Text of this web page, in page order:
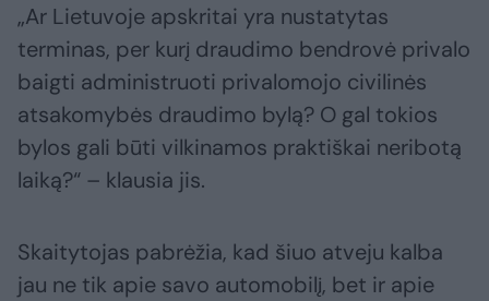
„Ar Lietuvoje apskritai yra nustatytas
terminas, per kurį draudimo bendrovė privalo
baigti administruoti privalomojo civilinės
atsakomybės draudimo bylą? O gal tokios
bylos gali būti vilkinamos praktiškai neribotą
laiką?“ – klausia jis.
Skaitytojas pabrėžia, kad šiuo atveju kalba
jau ne tik apie savo automobilį, bet ir apie